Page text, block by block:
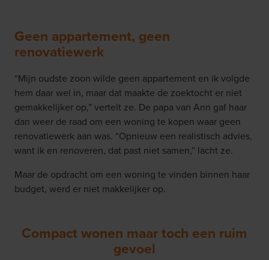
Geen appartement, geen
renovatiewerk
“Mijn oudste zoon wilde geen appartement en ik volgde
hem daar wel in, maar dat maakte de zoektocht er niet
gemakkelijker op,” vertelt ze. De papa van Ann gaf haar
dan weer de raad om een woning te kopen waar geen
renovatiewerk aan was. “Opnieuw een realistisch advies,
want ik en renoveren, dat past niet samen,” lacht ze.
Maar de opdracht om een woning te vinden binnen haar
budget, werd er niet makkelijker op.
Compact wonen maar toch een ruim
gevoel